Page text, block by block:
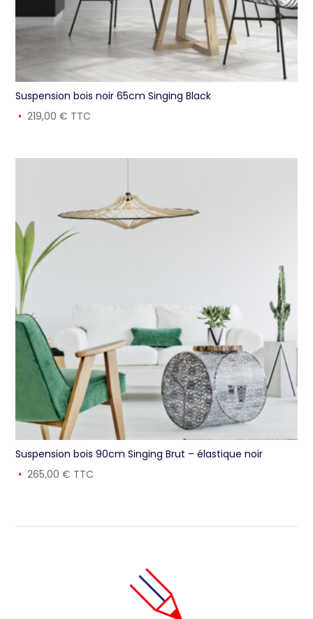
Suspension bois noir 65cm Singing Black
219,00 € TTC
Suspension bois 90cm Singing Brut – élastique noir
265,00 € TTC